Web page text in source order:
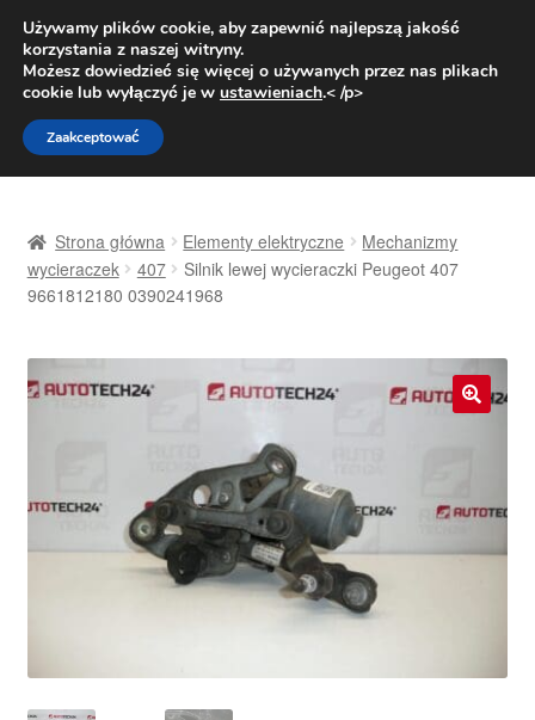
DOSTAWA od 31 zł
Pn.-pt. 9:00-16:00800 003 167
Przejdź
do
nawigacji
Przejdź
do
treści
Dostawa
Kontakt
O nas
Procedura reklamacyjna
Strona główna Elementy elektryczne
Mechanizmy
wycieraczek
407
Silnik lewej wycieraczki Peugeot 407
9661812180 0390241968
Używamy plików cookie, aby zapewnić najlepszą jakość
korzystania z naszej witryny.
Możesz dowiedzieć się więcej o używanych przez nas plikach
cookie lub wyłączyć je w ustawieniach.< /p>
Zaakceptować